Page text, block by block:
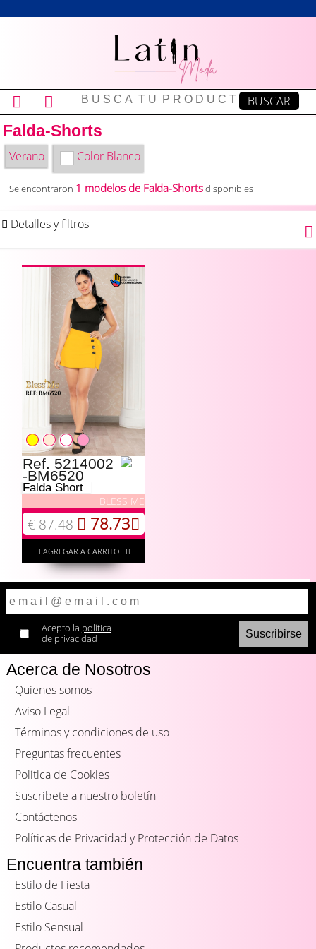
Falda-Shorts
Verano Color Blanco
Se encontraron 1 modelos de Falda-Shortsdisponibles
Detalles y filtros
Ref. 5214002
-BM6520
Falda Short
BLESS ME
€ 87.48 78.73
AGREGAR A CARRITO
Acepto la política
de privacidad
Acerca de Nosotros
Quienes somos
Aviso Legal
Términos y condiciones de uso
Preguntas frecuentes
Política de Cookies
Suscribete a nuestro boletín
Contáctenos
Políticas de Privacidad y Protección de Datos
Encuentra también
Estilo de Fiesta
Estilo Casual
Estilo Sensual